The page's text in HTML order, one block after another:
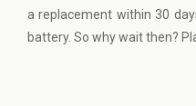
a replacement within 30
battery. So why wait then?